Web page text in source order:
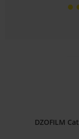
DZOFILM